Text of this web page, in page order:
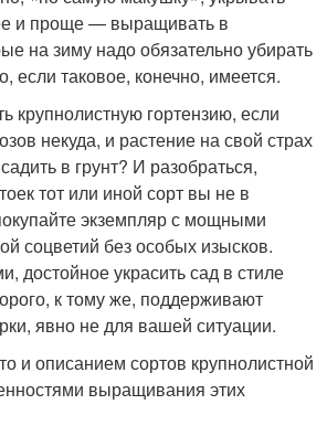
и проще — выращивать в
на зиму надо обязательно убирать
если таковое, конечно, имеется.
крупнолистную гортензию, если
некуда, и растение на свой страх
в грунт? И разобраться,
тот или иной сорт вы не в
экземпляр с мощными
соцветий без особых изысков.
достойное украсить сад в стиле
к тому же, поддерживают
явно не для вашей ситуации.
и описанием сортов крупнолистной
выращивания этих